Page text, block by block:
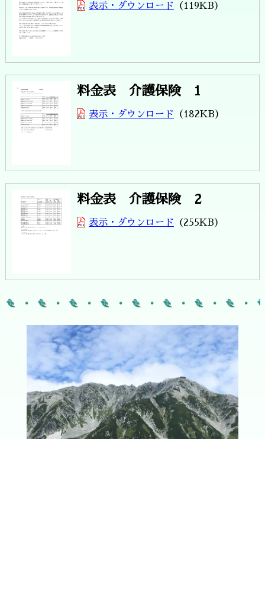
表示・ダウンロード 119KB
料金表 介護保険 1
表示・ダウンロード 182KB
料金表 介護保険 2
表示・ダウンロード 255KB